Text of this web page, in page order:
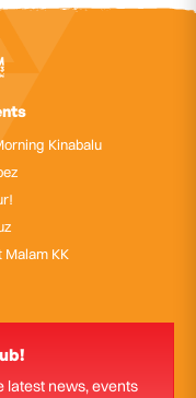
Kinabalu
Malam KK
latest news, events